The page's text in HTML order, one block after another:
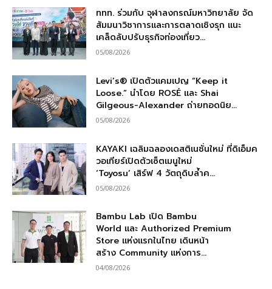
ททท. ร่วมกับ จุฬาลงกรณ์มหาวิทยาลัย จัด
สัมมนาวิชาการและการตลาดเชิงรุก แนะ
เคล็ดลับปรับธุรกิจท่องเที่ยว...
05/08/2026
Levi’s® เปิดตัวแคมเปญ “Keep it
Loose.” นำโดย ROSÉ และ Shai
Gilgeous-Alexander ถ่ายทอดนิย...
05/08/2026
KAYAKI เฉลิมฉลองเดสติเนชั่นใหม่ ที่ดิเอ็มค
วอเทียร์เปิดตัวเซ็ตเมนูใหม่
‘Toyosu’ เสิร์ฟ 4 วัตถุดิบล้ำค...
05/08/2026
Bambu Lab เปิด Bambu
World และ Authorized Premium
Store แห่งแรกในไทย เดินหน้า
สร้าง Community แห่งการ...
04/08/2026